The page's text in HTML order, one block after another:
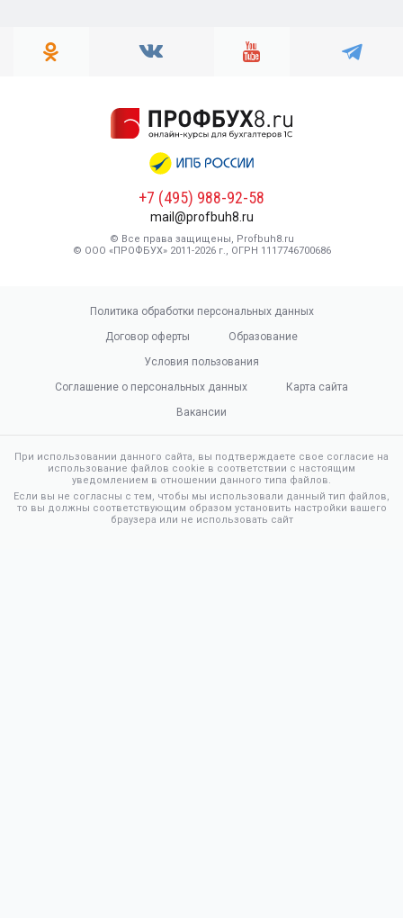
+7 (495) 988-92-58
mail@profbuh8.ru
© Все права защищены, Profbuh8.ru
© ООО «ПРОФБУХ» 2011-2026 г., ОГРН 1117746700686
Политика обработки персональных данных
Договор оферты
Образование
Условия пользования
Соглашение о персональных данных
Карта сайта
Вакансии
При использовании данного сайта, вы подтверждаете свое согласие на
использование файлов cookie в соответствии с настоящим
уведомлением в отношении данного типа файлов.
Если вы не согласны с тем, чтобы мы использовали данный тип файлов,
то вы должны соответствующим образом установить настройки вашего
браузера или не использовать сайт